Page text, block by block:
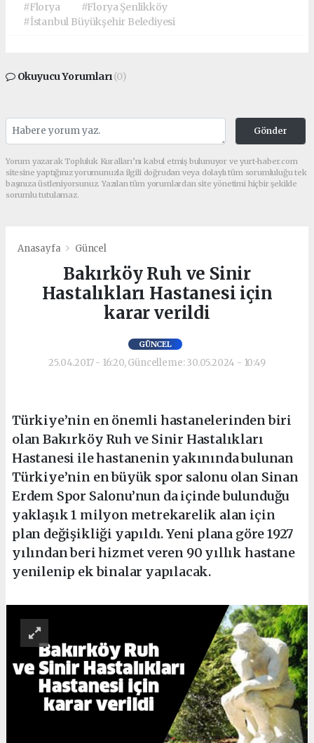
#Florya
#Florya Şenlikköy
#İstanbul Büyükşehir Belediyesi
Okuyucu Yorumları(0)
Gönder
Yorum yazarak Topluluk Kuralları’nı kabul etmiş bulunuyor ve yurt-haber.com
sitesine yaptığınız yorumunuzla ilgili doğrudan veya dolaylı tüm sorumluluğu tek
başınıza üstleniyorsunuz. Yazılan tüm yorumlardan site yönetimi hiçbir şekilde
sorumlu tutulamaz.
Anasayfa Güncel
Bakırköy Ruh ve Sinir
Hastalıkları Hastanesi için
karar verildi
GÜNCEL
25.04.2017 - 16:20, Güncelleme: 30.05.2024 - 10:49
Türkiye’nin en önemli hastanelerinden biri
olan Bakırköy Ruh ve Sinir Hastalıkları
Hastanesi ile hastanenin yakınında bulunan
Türkiye’nin en büyük spor salonu olan Sinan
Erdem Spor Salonu’nun da içinde bulunduğu
yaklaşık 1 milyon metrekarelik alan için
plan değişikliği yapıldı. Yeni plana göre 1927
yılından beri hizmet veren 90 yıllık hastane
yenilenip ek binalar yapılacak.